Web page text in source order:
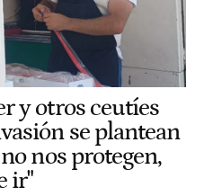
y otros ceutíes
se plantean
nos protegen,
ir"